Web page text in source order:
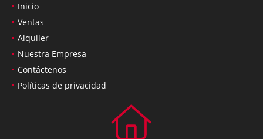
Inicio
Ventas
Alquiler
Nuestra Empresa
Contáctenos
Políticas de privacidad